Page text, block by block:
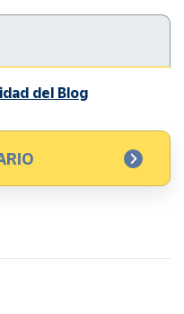
del Blog